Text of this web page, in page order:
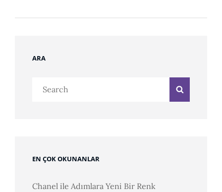
ARA
Search
EN ÇOK OKUNANLAR
Chanel ile Adımlara Yeni Bir Renk